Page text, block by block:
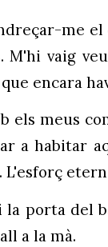
me el
M'hi vaig
encara
els meus
a habitar
L'esforç
la porta
a la mà.